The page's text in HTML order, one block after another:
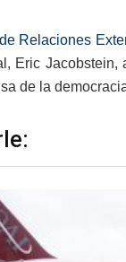
Relaciones
Eric
de la